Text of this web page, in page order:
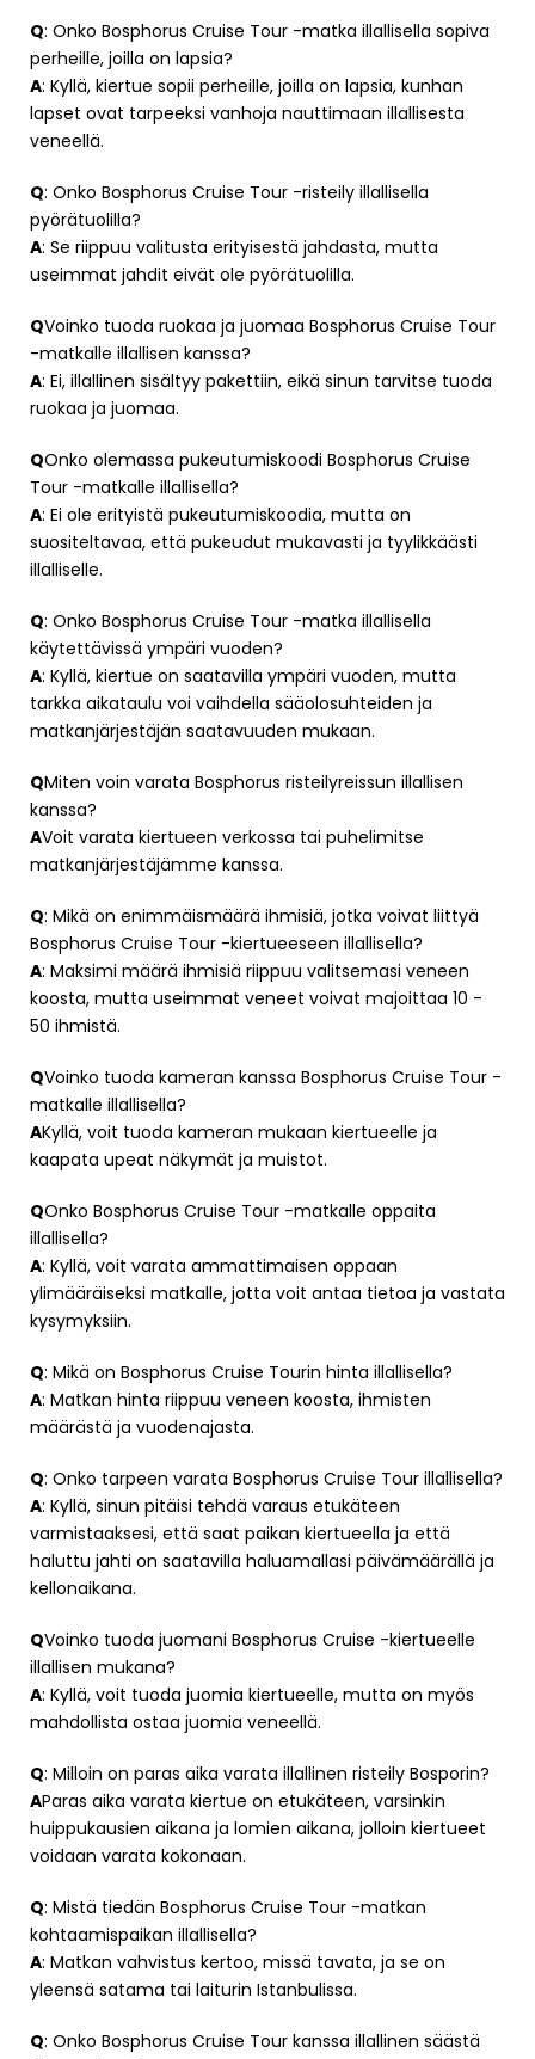
Q: Onko Bosphorus Cruise Tour -matka illallisella sopiva
perheille, joilla on lapsia?
A: Kyllä, kiertue sopii perheille, joilla on lapsia, kunhan
lapset ovat tarpeeksi vanhoja nauttimaan illallisesta
veneellä.
Q: Onko Bosphorus Cruise Tour -risteily illallisella
pyörätuolilla?
A: Se riippuu valitusta erityisestä jahdasta, mutta
useimmat jahdit eivät ole pyörätuolilla.
QVoinko tuoda ruokaa ja juomaa Bosphorus Cruise Tour
-matkalle illallisen kanssa?
A: Ei, illallinen sisältyy pakettiin, eikä sinun tarvitse tuoda
ruokaa ja juomaa.
QOnko olemassa pukeutumiskoodi Bosphorus Cruise
Tour -matkalle illallisella?
A: Ei ole erityistä pukeutumiskoodia, mutta on
suositeltavaa, että pukeudut mukavasti ja tyylikkäästi
illalliselle.
Q: Onko Bosphorus Cruise Tour -matka illallisella
käytettävissä ympäri vuoden?
A: Kyllä, kiertue on saatavilla ympäri vuoden, mutta
tarkka aikataulu voi vaihdella sääolosuhteiden ja
matkanjärjestäjän saatavuuden mukaan.
QMiten voin varata Bosphorus risteilyreissun illallisen
kanssa?
AVoit varata kiertueen verkossa tai puhelimitse
matkanjärjestäjämme kanssa.
Q: Mikä on enimmäismäärä ihmisiä, jotka voivat liittyä
Bosphorus Cruise Tour -kiertueeseen illallisella?
A: Maksimi määrä ihmisiä riippuu valitsemasi veneen
koosta, mutta useimmat veneet voivat majoittaa 10 -
50 ihmistä.
QVoinko tuoda kameran kanssa Bosphorus Cruise Tour -
matkalle illallisella?
AKyllä, voit tuoda kameran mukaan kiertueelle ja
kaapata upeat näkymät ja muistot.
QOnko Bosphorus Cruise Tour -matkalle oppaita
illallisella?
A: Kyllä, voit varata ammattimaisen oppaan
ylimääräiseksi matkalle, jotta voit antaa tietoa ja vastata
kysymyksiin.
Q: Mikä on Bosphorus Cruise Tourin hinta illallisella?
A: Matkan hinta riippuu veneen koosta, ihmisten
määrästä ja vuodenajasta.
Q: Onko tarpeen varata Bosphorus Cruise Tour illallisella?
A: Kyllä, sinun pitäisi tehdä varaus etukäteen
varmistaaksesi, että saat paikan kiertueella ja että
haluttu jahti on saatavilla haluamallasi päivämäärällä ja
kellonaikana.
QVoinko tuoda juomani Bosphorus Cruise -kiertueelle
illallisen mukana?
A: Kyllä, voit tuoda juomia kiertueelle, mutta on myös
mahdollista ostaa juomia veneellä.
Q: Milloin on paras aika varata illallinen risteily Bosporin?
AParas aika varata kiertue on etukäteen, varsinkin
huippukausien aikana ja lomien aikana, jolloin kiertueet
voidaan varata kokonaan.
Q: Mistä tiedän Bosphorus Cruise Tour -matkan
kohtaamispaikan illallisella?
A: Matkan vahvistus kertoo, missä tavata, ja se on
yleensä satama tai laiturin Istanbulissa.
Q: Onko Bosphorus Cruise Tour kanssa illallinen säästä